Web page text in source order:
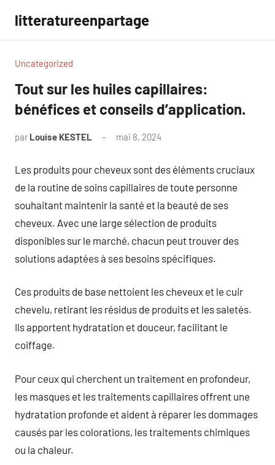
contenu
litteratureenpartage
Uncategorized
Tout sur les huiles capillaires:
bénéfices et conseils d’application.
par Louise KESTEL mai 8, 2024
Les produits pour cheveux sont des éléments cruciaux
de la routine de soins capillaires de toute personne
souhaitant maintenir la santé et la beauté de ses
cheveux. Avec une large sélection de produits
disponibles sur le marché, chacun peut trouver des
solutions adaptées à ses besoins spécifiques.
Ces produits de base nettoient les cheveux et le cuir
chevelu, retirant les résidus de produits et les saletés.
Ils apportent hydratation et douceur, facilitant le
coiffage.
Pour ceux qui cherchent un traitement en profondeur,
les masques et les traitements capillaires offrent une
hydratation profonde et aident à réparer les dommages
causés par les colorations, les traitements chimiques
ou la chaleur.